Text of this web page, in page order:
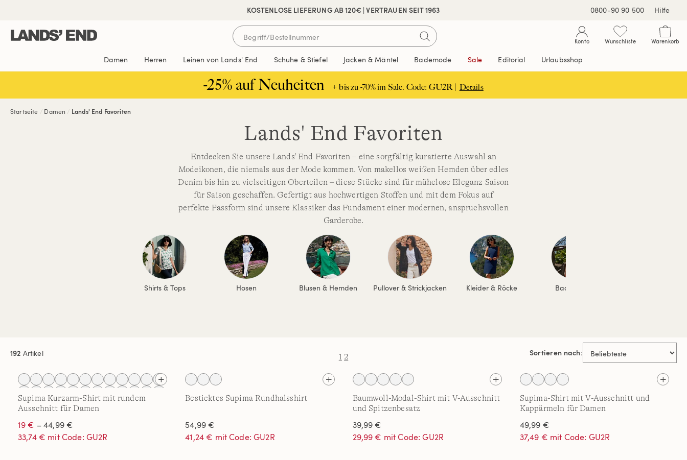
Inhalt
Navigation
Suche
KOSTENLOSE LIEFERUNG AB 120€ | VERTRAUEN SEIT 1963
🔒 SICHER BEZAHLEN 0800-90 90 500 Hilfe
Konto Wunschliste Warenkorb
Damen Herren Leinen von Lands' End Schuhe & Stiefel Jacken & Mäntel Bademode Sale Editorial Urlaubsshop
-25% auf Neuheiten + bis zu -70% im Sale. Code: GU2R | Details
Startseite Damen Lands' End Favoriten
Lands' End Favoriten
Entdecken Sie unsere Lands' End Favoriten – eine sorgfältig kuratierte Auswahl an
Modeikonen, die niemals aus der Mode kommen. Von makellos weißen Hemden über edles
Denim bis hin zu vielseitigen Oberteilen – diese Stücke sind für mühelose Eleganz Saison
für Saison geschaffen. Gefertigt aus hochwertigen Stoffen und mit dem Fokus auf
perfekte Passform sind unsere Klassiker das Fundament einer modernen, anspruchsvollen
Garderobe.
Shirts & Tops Hosen Blusen & Hemden Pullover & Strickjacken Kleider & Röcke Bademode
192 Artikel 1 2 Sortieren nach:
Supima Kurzarm-Shirt mit rundem
Ausschnitt für Damen
19 € – 44,99 €
33,74 € mit Code: GU2R
Besticktes Supima Rundhalsshirt
54,99 €
41,24 € mit Code: GU2R
Baumwoll-Modal-Shirt mit V-Ausschnitt
und Spitzenbesatz
39,99 €
29,99 € mit Code: GU2R
Supima-Shirt mit V-Ausschnitt und
Kappärmeln für Damen
49,99 €
37,49 € mit Code: GU2R